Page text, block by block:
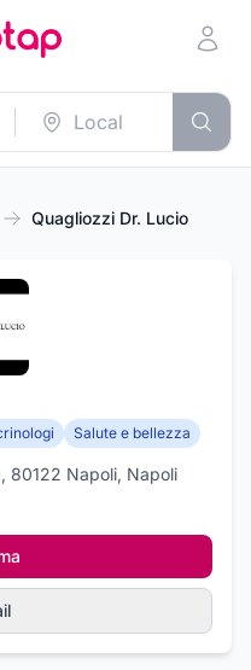
Quagliozzi Dr. Lucio
Salute e bellezza
80122 Napoli, Napoli